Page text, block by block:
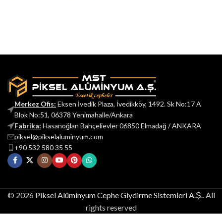
Merkez Ofis: Eksen İvedik Plaza, İvedikköy, 1492. Sk No:17 A
Blok No:51, 06378 Yenimahalle/Ankara
Fabrika: Hasanoğlan Bahçelievler 06850 Elmadağ / ANKARA
piksel@pikselaluminyum.com
+90 532 580 35 55
© 2026 Piksel Alüminyum Cephe Giydirme Sistemleri A.Ş. . All
rights reserved